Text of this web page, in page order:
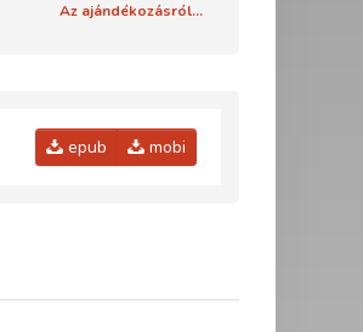
Az ajándékozásról...
epub mobi